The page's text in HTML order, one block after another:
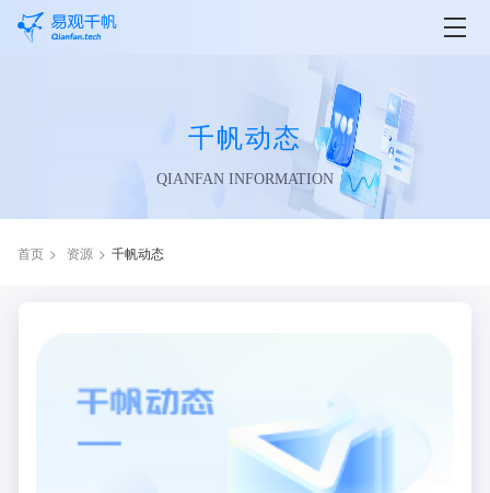
千帆动态
QIANFAN INFORMATION
首页 资源 千帆动态